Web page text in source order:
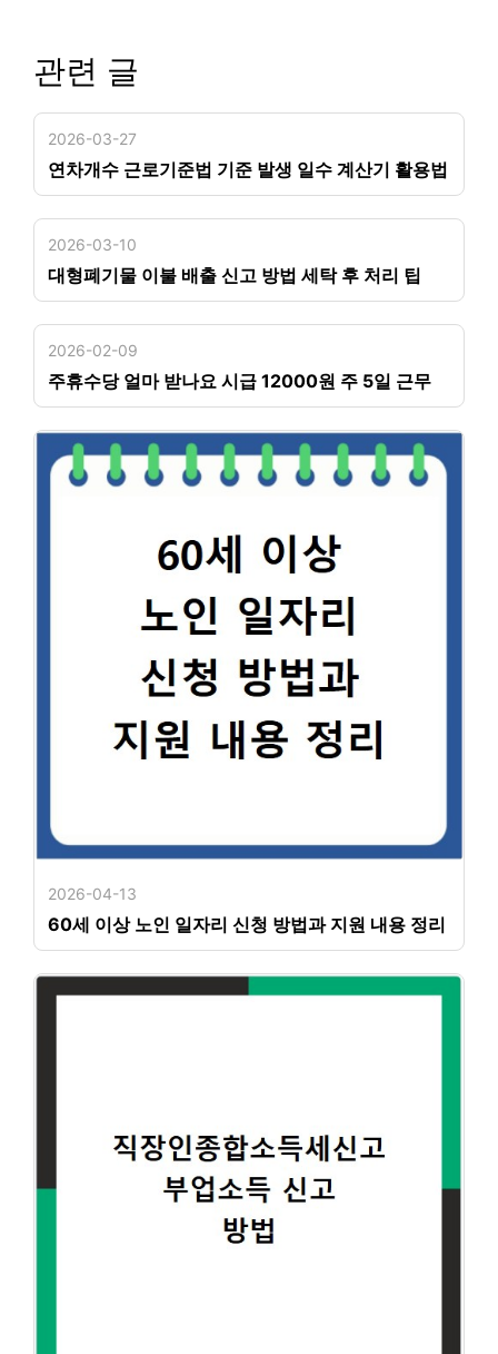
관련 글
2026-03-27
연차개수 근로기준법 기준 발생 일수 계산기 활용법
2026-03-10
대형폐기물 이불 배출 신고 방법 세탁 후 처리 팁
2026-02-09
주휴수당 얼마 받나요 시급 12000원 주 5일 근무
2026-04-13
60세 이상 노인 일자리 신청 방법과 지원 내용 정리